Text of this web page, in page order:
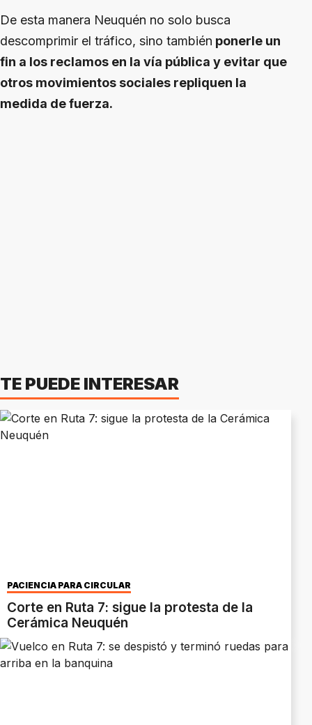
De esta manera Neuquén no solo busca
descomprimir el tráfico, sino también ponerle un
fin a los reclamos en la vía pública y evitar que
otros movimientos sociales repliquen la
medida de fuerza.
TE PUEDE INTERESAR
PACIENCIA PARA CIRCULAR
Corte en Ruta 7: sigue la protesta de la
Cerámica Neuquén